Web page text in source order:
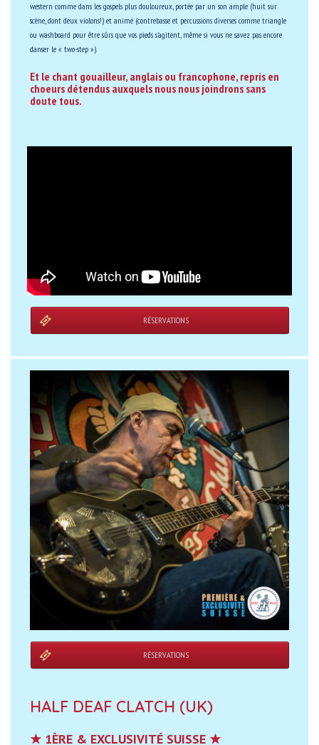
western comme dans les gospels plus douloureux, portée par un son ample (huit sur
scène, dont deux violons!) et animé (contrebasse et percussions diverses comme triangle
ou washboard pour être sûrs que vos pieds s'agitent, même si vous ne savez pas encore
danser le « two-step »).
Et le chant gouailleur, anglais ou francophone, repris en
choeurs détendus auxquels nous nous joindrons sans
doute tous.
RÉSERVATIONS
RÉSERVATIONS
HALF DEAF CLATCH (UK)
★ 1ÈRE & EXCLUSIVITÉ SUISSE ★